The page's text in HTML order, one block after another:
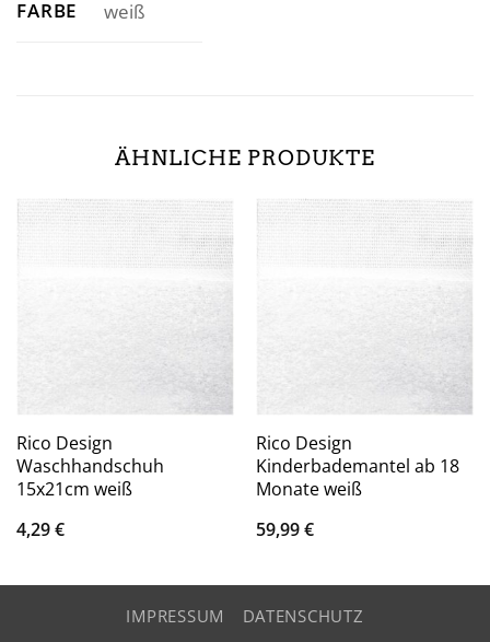
FARBE weiß
ÄHNLICHE PRODUKTE
Rico Design
Waschhandschuh
15x21cm weiß
4,29€
Rico Design
Kinderbademantel ab 18
Monate weiß
59,99€
IMPRESSUM DATENSCHUTZ